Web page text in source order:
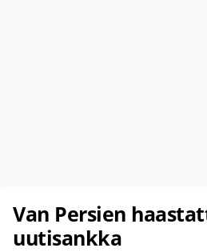
Van Persien
uutisankka